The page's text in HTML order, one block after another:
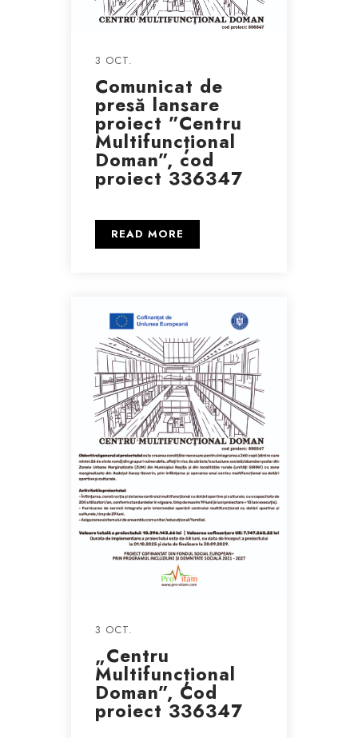
3 OCT.
Comunicat de
presă lansare
proiect ”Centru
Multifuncțional
Doman”, cod
proiect 336347
READ MORE
3 OCT.
„Centru
Multifuncțional
Doman”, Cod
proiect 336347